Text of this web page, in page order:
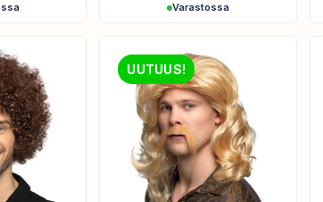
Varastossa
UUTUUS!